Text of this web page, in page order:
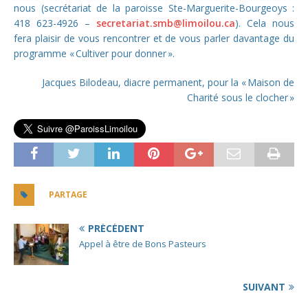
nous (secrétariat de la paroisse Ste-Marguerite-Bourgeoys :
418 623-4926 – secretariat.smb@limoilou.ca). Cela nous
fera plaisir de vous rencontrer et de vous parler davantage du
programme « Cultiver pour donner ».
Jacques Bilodeau, diacre permanent, pour la « Maison de
Charité sous le clocher »
PARTAGE
PRÉCÉDENT
Appel à être de Bons Pasteurs
SUIVANT